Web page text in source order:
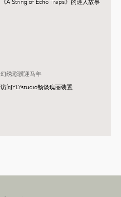
《A String of Echo Traps》的迷人故事
幻绣彩骥迎马年
访问YLYstudio畅谈瑰丽装置